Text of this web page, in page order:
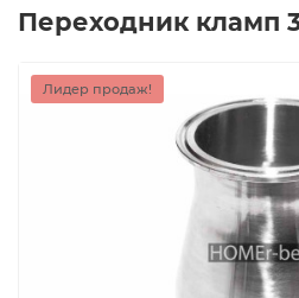
Переходник кламп
Лидер продаж!